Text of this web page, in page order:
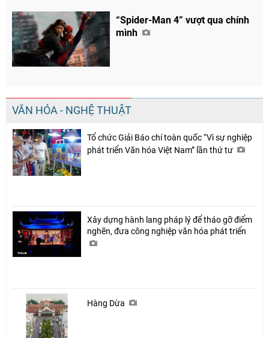
Facebook
“Spider-Man 4” vượt qua chính
mình
VĂN HÓA - NGHỆ THUẬT
Tổ chức Giải Báo chí toàn quốc “Vì sự nghiệp
phát triển Văn hóa Việt Nam” lần thứ tư
Xây dựng hành lang pháp lý để tháo gỡ điểm
nghẽn, đưa công nghiệp văn hóa phát triển
Hàng Dừa